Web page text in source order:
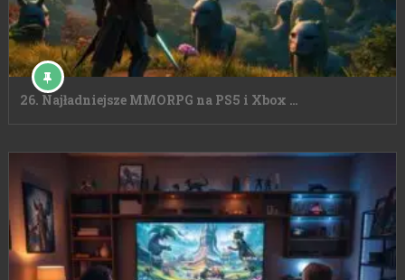
26. Najładniejsze MMORPG na PS5 i Xbox …